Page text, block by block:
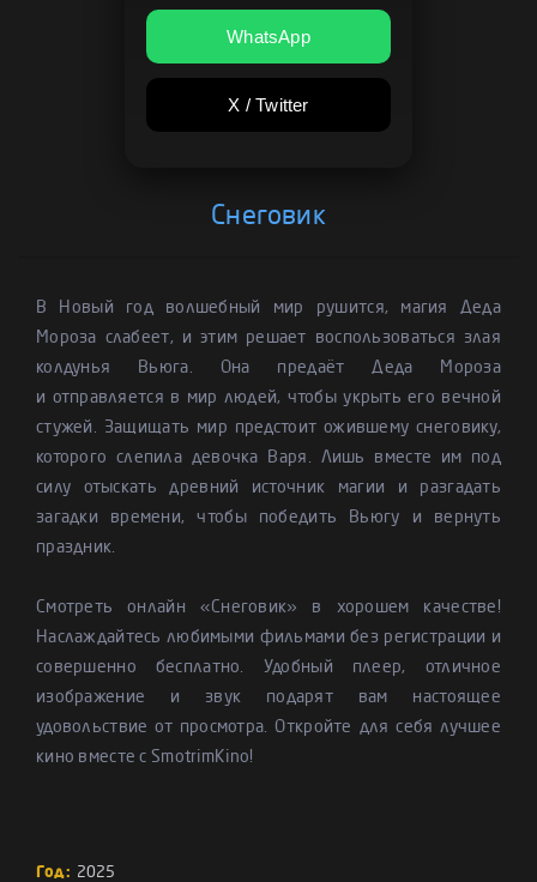
WhatsApp
X / Twitter
Снеговик
В Новый год волшебный мир рушится, магия Деда
Мороза слабеет, и этим решает воспользоваться злая
колдунья Вьюга. Она предаёт Деда Мороза
и отправляется в мир людей, чтобы укрыть его вечной
стужей. Защищать мир предстоит ожившему снеговику,
которого слепила девочка Варя. Лишь вместе им под
силу отыскать древний источник магии и разгадать
загадки времени, чтобы победить Вьюгу и вернуть
праздник.
Смотреть онлайн «Снеговик» в хорошем качестве!
Наслаждайтесь любимыми фильмами без регистрации и
совершенно бесплатно. Удобный плеер, отличное
изображение и звук подарят вам настоящее
удовольствие от просмотра. Откройте для себя лучшее
кино вместе с SmotrimKino!
Год: 2025